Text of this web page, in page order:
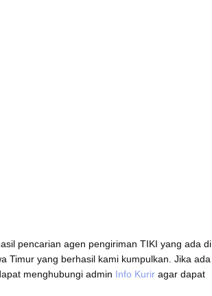
pencarian agen pengiriman TIKI yang ada di
Timur yang berhasil kami kumpulkan. Jika ada
menghubungi admin Info Kurir agar dapat